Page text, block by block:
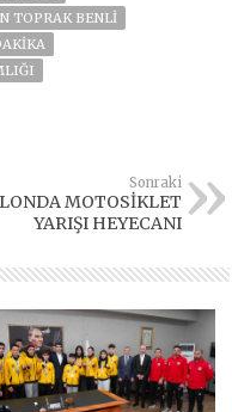
TOPRAK BENLI
Sonraki
MOTOSİKLET
YARIŞI HEYECANI